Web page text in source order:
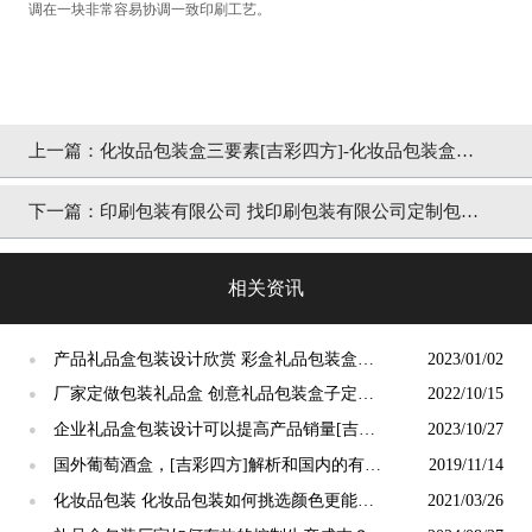
调在一块非常容易协调一致印刷工艺。
上一篇： 化妆品包装盒三要素[吉彩四方]-化妆品包装盒盒
定制厂家
下一篇： 印刷包装有限公司 找印刷包装有限公司定制包装
相关资讯
●
产品礼品盒包装设计欣赏 彩盒礼品包装盒定
制[吉彩四方]
2023/01/02
●
厂家定做包装礼品盒 创意礼品包装盒子定制
[吉彩四方]
2022/10/15
●
企业礼品盒包装设计可以提高产品销量[吉彩
四方]
2023/10/27
●
国外葡萄酒盒，[吉彩四方]解析和国内的有什
么不一样
2019/11/14
●
化妆品包装 化妆品包装如何挑选颜色更能吸
2021/03/26